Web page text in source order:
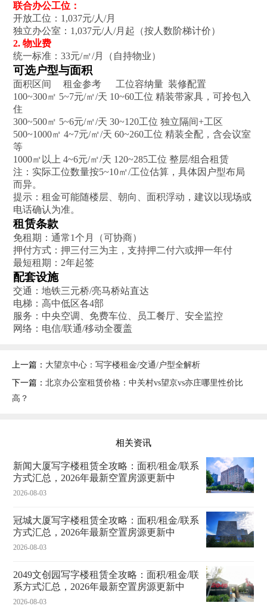
联合办公工位‌：
开放工位：1,037元/人/月‌
独立办公室：1,037元/人/月起（按人数阶梯计价）‌
2. 物业费‌
统一标准‌：33元/㎡/月（自持物业）‌
可选户型与面积‌
面积区间‌ ‌ 租金参考‌ ‌ 工位容纳量‌ ‌ 装修配置‌
100~300㎡ 5~7元/㎡/天 10~60工位 精装带家具，可拎包入
住‌
300~500㎡ 5~6元/㎡/天 30~120工位 独立隔间+工区‌
500~1000㎡ 4~7元/㎡/天 60~260工位 精装全配，含会议室
等‌
1000㎡以上 4~6元/㎡/天 120~285工位 整层/组合租赁‌
注‌：实际工位数量按5~10㎡/工位估算，具体因户型布局
而异‌。
提示‌：租金可能随楼层、朝向、面积浮动，建议以现场或
电话确认为准‌。
租赁条款‌
免租期‌：通常1个月（可协商）‌
押付方式‌：押三付三为主，支持押二付六或押一年付‌
最短租期‌：2年起签‌
配套设施‌
交通‌：地铁三元桥/亮马桥站直达‌
电梯‌：高中低区各4部‌
服务‌：中央空调、免费车位、员工餐厅、安全监控‌
网络‌：电信/联通/移动全覆盖‌
上一篇： 大望京中心：写字楼租金/交通/户型全解析
下一篇： 北京办公室租赁价格：中关村vs望京vs亦庄哪里性价比
高？
相关资讯
新闻大厦写字楼租赁全攻略：面积/租金/联系
方式汇总，2026年最新空置房源更新中
2026-08-03
冠城大厦写字楼租赁全攻略：面积/租金/联系
方式汇总，2026年最新空置房源更新中
2026-08-03
2049文创园写字楼租赁全攻略：面积/租金/联
系方式汇总，2026年最新空置房源更新中
2026-08-03